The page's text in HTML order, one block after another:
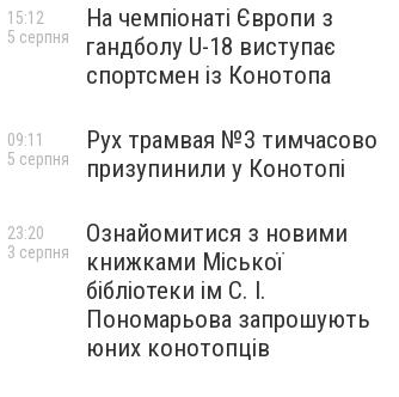
На чемпіонаті Європи з
гандболу U-18 виступає
спортсмен із Конотопа
15:12
5 серпня
Рух трамвая №3 тимчасово
призупинили у Конотопі
09:11
5 серпня
Ознайомитися з новими
книжками Міської
бібліотеки ім С. І.
Пономарьова запрошують
юних конотопців
23:20
3 серпня